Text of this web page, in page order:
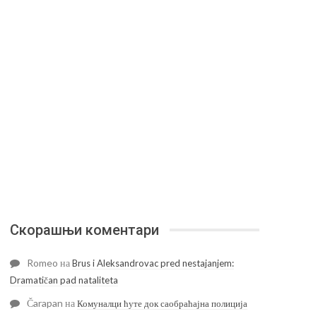
Скорашњи коментари
Romeo наBrus i Aleksandrovac pred nestajanjem:
Dramatičan pad nataliteta
Čarapan наКомуналци ћуте док саобраћајна полиција